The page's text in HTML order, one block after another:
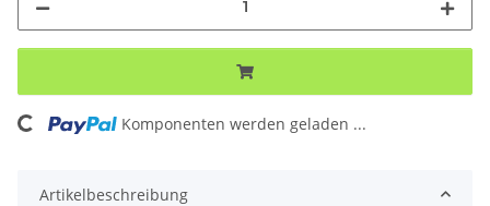
Loading... Komponenten werden geladen ...
Artikelbeschreibung